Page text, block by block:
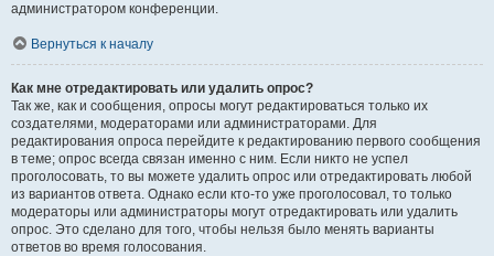
администратором конференции.
Вернуться к началу
Как мне отредактировать или удалить опрос?
Так же, как и сообщения, опросы могут редактироваться только их
создателями, модераторами или администраторами. Для
редактирования опроса перейдите к редактированию первого сообщения
в теме; опрос всегда связан именно с ним. Если никто не успел
проголосовать, то вы можете удалить опрос или отредактировать любой
из вариантов ответа. Однако если кто-то уже проголосовал, то только
модераторы или администраторы могут отредактировать или удалить
опрос. Это сделано для того, чтобы нельзя было менять варианты
ответов во время голосования.